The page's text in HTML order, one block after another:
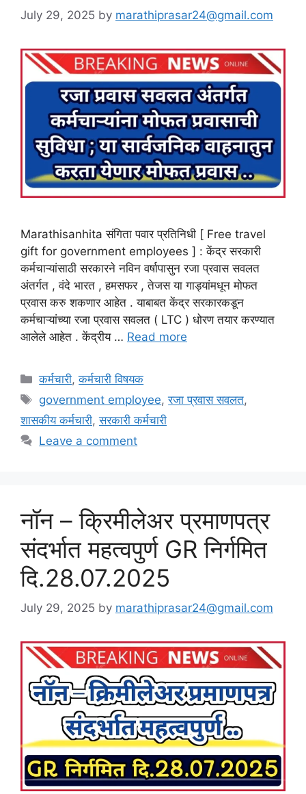
July 29, 2025 by marathiprasar24@gmail.com
Marathisanhita संगिता पवार प्रतिनिधी [ Free travel
gift for government employees ] : केंद्र सरकारी
कर्मचाऱ्यांसाठी सरकारने नविन वर्षापासुन रजा प्रवास सवलत
अंतर्गत , वंदे भारत , हमसफर , तेजस या गाड्यांमधून मोफत
प्रवास करु शकणार आहेत . याबाबत केंद्र सरकारकडून
कर्मचाऱ्यांच्या रजा प्रवास सवलत ( LTC ) धोरण तयार करण्यात
आलेले आहेत . केंद्रीय … Read more
Categories
कर्मचारी,कर्मचारी विषयक
Tags
government employee,रजा प्रवास सवलत,
शासकीय कर्मचारी,सरकारी कर्मचारी
Leave a comment
नॉन – क्रिमीलेअर प्रमाणपत्र
संदर्भात महत्वपुर्ण GR निर्गमित
दि.28.07.2025
July 29, 2025 by marathiprasar24@gmail.com